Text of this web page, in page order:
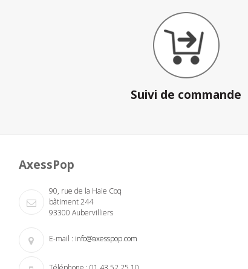
Suivi de commande
AxessPop
90, rue de la Haie Coq
bâtiment 244
93300 Aubervilliers
E-mail : info@axesspop.com